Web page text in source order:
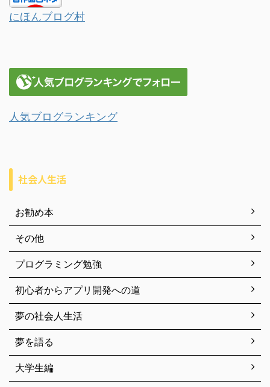
にほんブログ村
人気ブログランキング
社会人生活
お勧め本
その他
プログラミング勉強
初心者からアプリ開発への道
夢の社会人生活
夢を語る
大学生編